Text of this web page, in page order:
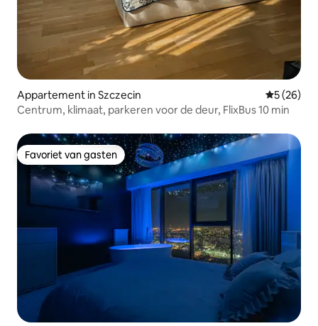
Appartement in Szczecin
5 (26)
Centrum, klimaat, parkeren voor de deur, FlixBus 10 min
Favoriet van gasten
Favoriet van gasten